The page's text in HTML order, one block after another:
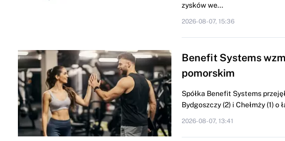
zysków we...
2026-08-07, 15:36
Benefit Systems
pomorskim
Spółka Benefit Systems
Bydgoszczy (2) i Chełmży (1)
2026-08-07, 13:41